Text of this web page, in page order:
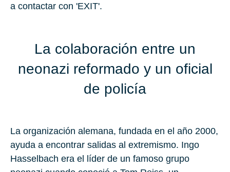
a contactar con 'EXIT'.
La colaboración entre un
neonazi reformado y un oficial
de policía
La organización alemana, fundada en el año 2000,
ayuda a encontrar salidas al extremismo. Ingo
Hasselbach era el líder de un famoso grupo